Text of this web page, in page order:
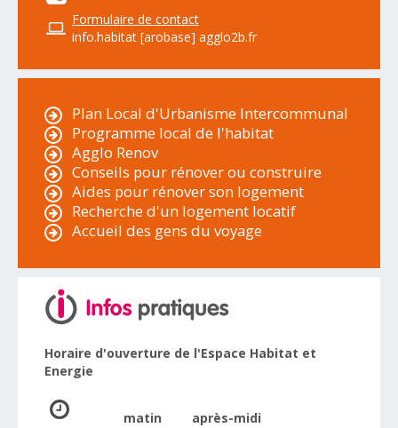
Formulaire de contact
info.habitat [arobase] agglo2b.fr
Plan Local d'Urbanisme Intercommunal
Programme local de l'habitat
Agglo Renov
Conseils pour rénover ou construire
Aides pour rénover son logement
Recherche d'un logement locatif
Accueil des gens du voyage
Horaire d'ouverture de l'Espace Habitat et
Energie
matin
après-midi